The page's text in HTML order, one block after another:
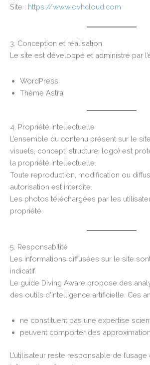
Site : https://www.ovhcloud.com
3. Conception et réalisation
Le site est développé et administré par
WordPress
Thème Astra
4. Propriété intellectuelle
L’ensemble du contenu présent sur le
visuels, concept, structure, logo) est
la propriété intellectuelle.
Toute reproduction, modification ou
autorisation est interdite.
Les photos téléchargées par les
propriété.
5. Responsabilité
Les informations diffusées sur le site
indicatif.
Le guide Diving Aware propose des
des outils d’intelligence artificielle. Ces
ne constituent pas une expertise
peuvent comporter des
L’utilisateur reste responsable de l’usage